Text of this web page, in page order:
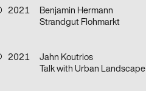
2021
Benjamin Hermann
Strandgut Flohmarkt
2021
Jahn Koutrios
Talk with Urban Landscape